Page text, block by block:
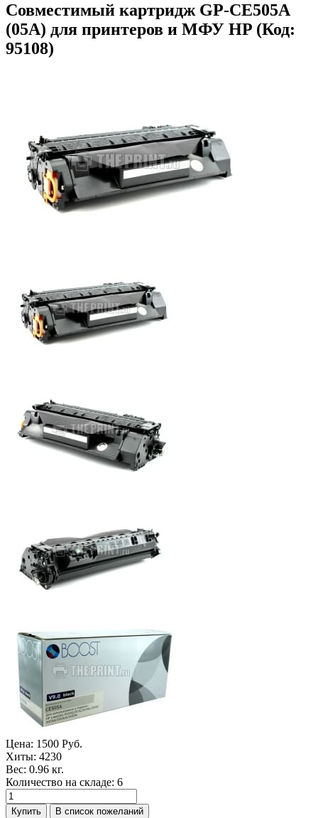
Совместимый картридж GP-CE505A
(05A) для принтеров и МФУ HP (Код:
95108)
Цена: 1500 Руб.
Хиты: 4230
Вес: 0.96 кг.
Количество на складе: 6